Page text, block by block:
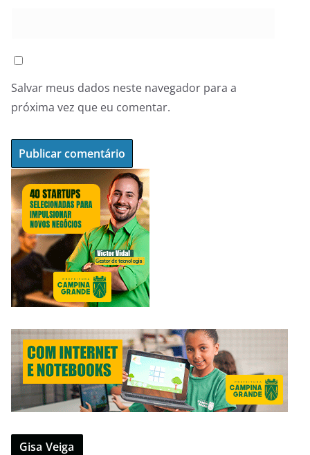
Salvar meus dados neste navegador para a
próxima vez que eu comentar.
Gisa Veiga